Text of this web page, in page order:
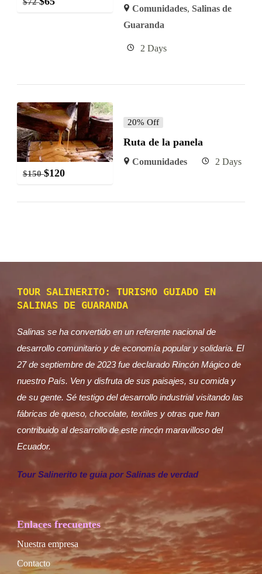
Comunidades, Salinas de
Guaranda
2 Days
$150 $120
20% Off
Ruta de la panela
Comunidades 2 Days
TOUR SALINERITO: TURISMO GUIADO EN
SALINAS DE GUARANDA
Salinas se ha convertido en un referente nacional de
desarrollo comunitario y de economía popular y solidaria. El
27 de septiembre de 2023 fue declarado Rincón Mágico de
nuestro País. Ven y disfruta de sus paisajes, su comida y
de su gente. Sé testigo del desarrollo industrial visitando las
fábricas de queso, chocolate, textiles y otras que han
contribuido al desarrollo de este rincón maravilloso del
Ecuador.
Tour Salinerito te guia por Salinas de verdad
Enlaces frecuentes
Nuestra empresa
Contacto